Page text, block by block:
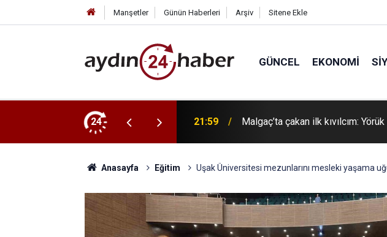
Manşetler Günün Haberleri Arşiv Sitene Ekle
GÜNCEL EKONOMI
24
kararı vermek 21:59 Malgaç’ta çakan ilk kıvılcım:
Anasayfa Eğitim Uşak Üniversitesi mezunlarını mesleki yaşama